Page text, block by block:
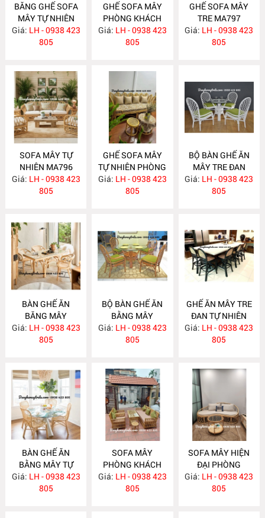
BĂNG GHẾ SOFA
MÂY TỰ NHIÊN
PHÒNG KHÁCH
MA799
Giá: LH - 0938 423
805
GHẾ SOFA MÂY
PHÒNG KHÁCH
MA798
Giá: LH - 0938 423
805
GHẾ SOFA MÂY
TRE MA797
Giá: LH - 0938 423
805
SOFA MÂY TỰ
NHIÊN MA796
Giá: LH - 0938 423
805
GHẾ SOFA MÂY
TỰ NHIÊN PHÒNG
KHÁCH MA795
Giá: LH - 0938 423
805
BỘ BÀN GHẾ ĂN
MÂY TRE ĐAN
MA784
Giá: LH - 0938 423
805
BÀN GHẾ ĂN
BĂNG MÂY
MA783
Giá: LH - 0938 423
805
BỘ BÀN GHẾ ĂN
BẰNG MÂY
MA782
Giá: LH - 0938 423
805
GHẾ ĂN MÂY TRE
ĐAN TỰ NHIÊN
MA781
Giá: LH - 0938 423
805
BÀN GHẾ ĂN
BẰNG MÂY TỰ
NHIÊN MA780
Giá: LH - 0938 423
805
SOFA MÂY
PHÒNG KHÁCH
KIỂU DÁNG ĐƠN
GIẢN MA778
Giá: LH - 0938 423
805
SOFA MÂY HIỆN
ĐẠI PHÒNG
KHÁCH MA777
Giá: LH - 0938 423
805